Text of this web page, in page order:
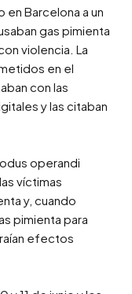
Barcelona a un
gas pimienta
violencia. La
en el
con las
y las citaban
operandi
víctimas
y, cuando
pimienta para
efectos